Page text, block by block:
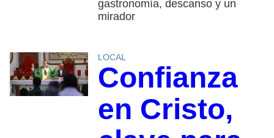
gastronomía, descanso y un
mirador
LOCAL
Confianza
en Cristo,